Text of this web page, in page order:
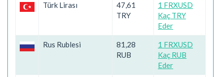
Türk Lirası
47,61
TRY
1 FRXUSD
Kaç TRY
Eder
Rus Rublesi
81,28
RUB
1 FRXUSD
Kaç RUB
Eder